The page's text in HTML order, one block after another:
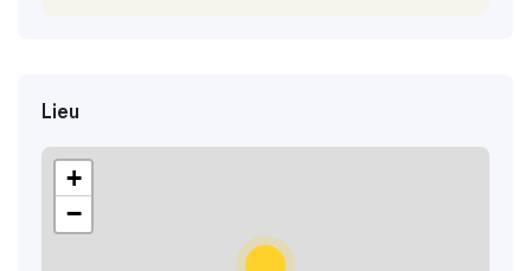
Lieu
+
−